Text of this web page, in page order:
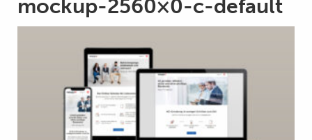
mockup-2560×0-c-default